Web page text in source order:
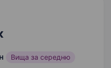
Вища за середню